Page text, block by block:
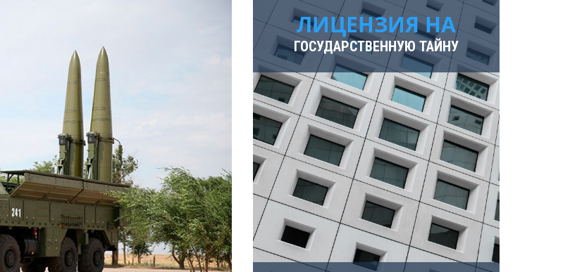
ЛИЦЕНЗИЯ НА
ГОСУДАРСТВЕННУЮ ТАЙНУ
Пенза
Пермь
Ярославль